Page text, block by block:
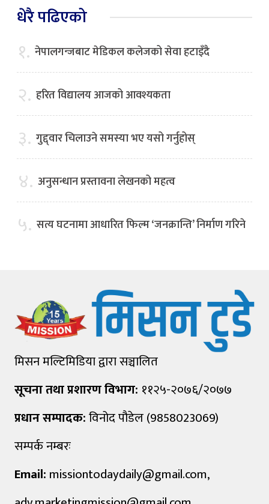
धेरै पढिएको
१. नेपालगन्जबाट मेडिकल कलेजको सेवा हटाइँदै
२. हरित विद्यालय आजको आवश्यकता
३. गुद्द्वार चिलाउने समस्या भए यसो गर्नुहोस्
४. अनुसन्धान प्रस्तावना लेखनको महत्व
५. सत्य घटनामा आधारित फिल्म ‘जनक्रान्ति’ निर्माण गरिने
मिसन मल्टिमिडिया द्वारा सञ्चालित
सूचना तथा प्रशारण विभाग: ११२५-२०७६/२०७७
प्रधान सम्पादक:विनोद पौडेल (9858023069)
सम्पर्क नम्बरः
Email: missiontodaydaily@gmail.com,